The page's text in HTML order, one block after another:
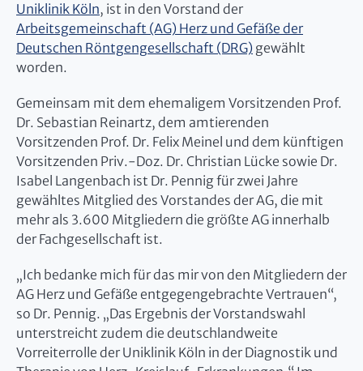
Uniklinik Köln, ist in den Vorstand der
Arbeitsgemeinschaft (AG) Herz und Gefäße der
Deutschen Röntgengesellschaft (DRG) gewählt
worden.
Gemeinsam mit dem ehemaligem Vorsitzenden Prof.
Dr. Sebastian Reinartz, dem amtierenden
Vorsitzenden Prof. Dr. Felix Meinel und dem künftigen
Vorsitzenden Priv.-Doz. Dr. Christian Lücke sowie Dr.
Isabel Langenbach ist Dr. Pennig für zwei Jahre
gewähltes Mitglied des Vorstandes der AG, die mit
mehr als 3.600 Mitgliedern die größte AG innerhalb
der Fachgesellschaft ist.
„Ich bedanke mich für das mir von den Mitgliedern der
AG Herz und Gefäße entgegengebrachte Vertrauen“,
so Dr. Pennig. „Das Ergebnis der Vorstandswahl
unterstreicht zudem die deutschlandweite
Vorreiterrolle der Uniklinik Köln in der Diagnostik und